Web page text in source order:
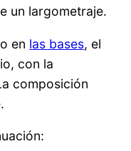
un largometraje.
en las bases, el
con la
composición